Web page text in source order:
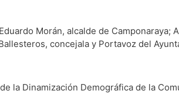
Morán, alcalde de Camponaraya;
concejala y Portavoz del
la Dinamización Demográfica de la